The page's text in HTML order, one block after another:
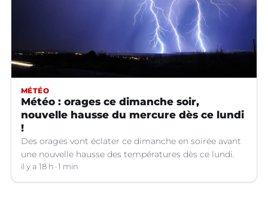
MÉTÉO
Météo : orages ce dimanche soir,
nouvelle hausse du mercure dès ce lundi
!
Des orages vont éclater ce dimanche en soirée avant
une nouvelle hausse des températures dès ce lundi.
il y a 18 h 1 min